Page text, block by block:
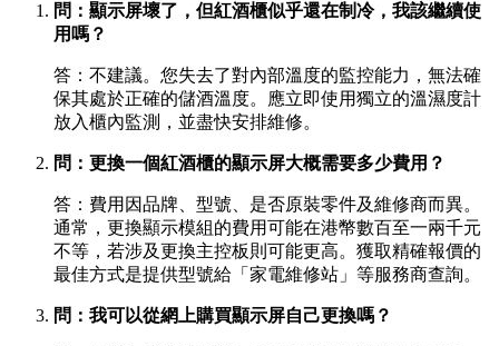
問：顯示屏壞了，但紅酒櫃似乎還在制冷，我該繼續使
用嗎？
答：不建議。您失去了對內部溫度的監控能力，無法確
保其處於正確的儲酒溫度。應立即使用獨立的溫濕度計
放入櫃內監測，並盡快安排維修。
問：更換一個紅酒櫃的顯示屏大概需要多少費用？
答：費用因品牌、型號、是否原裝零件及維修商而異。
通常，更換顯示模組的費用可能在港幣數百至一兩千元
不等，若涉及更換主控板則可能更高。獲取精確報價的
最佳方式是提供型號給「家電維修站」等服務商查詢。
問：我可以從網上購買顯示屏自己更換嗎？